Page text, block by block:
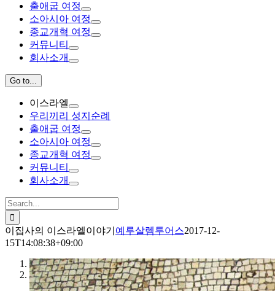
출애굽 여정
소아시아 여정
종교개혁 여정
커뮤니티
회사소개
Go to...
이스라엘
우리끼리 성지순례
출애굽 여정
소아시아 여정
종교개혁 여정
커뮤니티
회사소개
Search
for:
이집사의 이스라엘이야기 예루살렘투어스2017-12-
15T14:08:38+09:00
1
2